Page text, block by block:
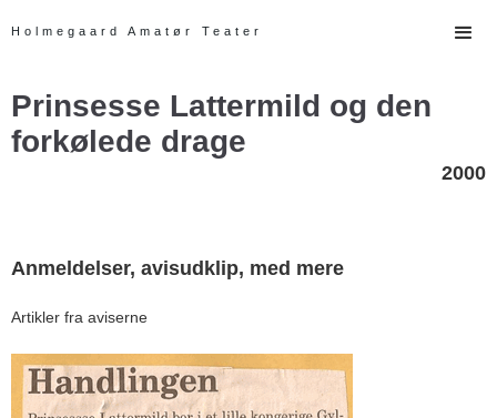
Holmegaard Amatør Teater
Prinsesse Lattermild og den
forkølede drage
2000
Anmeldelser, avisudklip, med mere
Artikler fra aviserne